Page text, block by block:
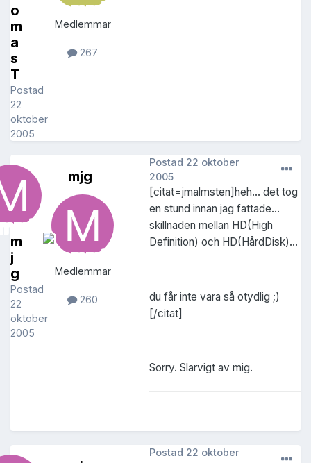
o
m
a
s
T
Postad
22
oktober
2005
Medlemmar
267
m
j
g
Postad
22
oktober
2005
mjg
Medlemmar
260
Postad 22 oktober
2005
[citat=jmalmsten]heh... det tog
en stund innan jag fattade...
skillnaden mellan HD(High
Definition) och HD(HårdDisk)...
du får inte vara så otydlig ;)
[/citat]
Sorry. Slarvigt av mig.
Postad 22 oktober